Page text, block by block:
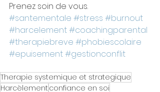
Prenez soin de vous.
#santementale #stress #burnout
#harcelement#coachingparental
#therapiebreve #phobiescolaire
#epuisement#gestionconflit
Therapie systemique et strategique
Harcèlement confiance en soi